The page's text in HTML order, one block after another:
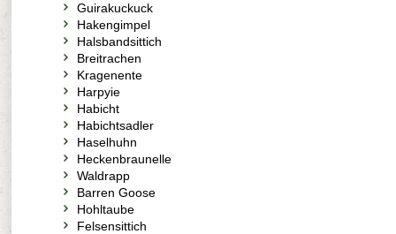
Guirakuckuck
Hakengimpel
Halsbandsittich
Breitrachen
Kragenente
Harpyie
Habicht
Habichtsadler
Haselhuhn
Heckenbraunelle
Waldrapp
Barren Goose
Hohltaube
Felsensittich